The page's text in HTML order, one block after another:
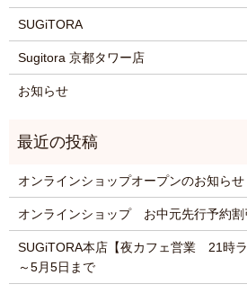
SUGiTORA
Sugitora 京都タワー店
お知らせ
オンラインショップオープンのお知らせ
オンラインショップ お中元先行予約割
SUGiTORA本店【夜カフェ営業 21時
～5月5日まで